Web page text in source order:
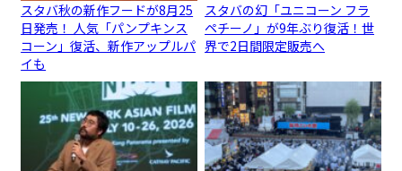
スタバ秋の新作フードが8月25
日発売！ 人気「パンプキンス
コーン」復活、新作アップルパ
イも
スタバの幻「ユニコーン フラ
ペチーノ」が9年ぶり復活！世
界で2日間限定販売へ